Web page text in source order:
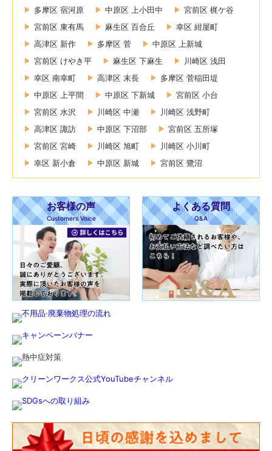
多摩区 宿河原
中原区 上小田中
宮前区 梶ケ谷
宮前区 東有馬
麻生区 百合丘
幸区 紺屋町
高津区 新作
多摩区 菅
中原区 上新城
宮前区 けやき平
麻生区 下麻生
川崎区 浅田
幸区 南幸町
高津区 末長
多摩区 菅稲田堤
中原区 上平間
中原区 下新城
宮前区 小台
宮前区 水沢
川崎区 中瀬
川崎区 浅野町
高津区 諏訪
中原区 下沼部
宮前区 五所塚
宮前区 宮崎
川崎区 旭町
川崎区 小川町
幸区 新小倉
中原区 新城 宮前区 鷺沼
お客様の声
Customers Voice
よくある質問
Q&A